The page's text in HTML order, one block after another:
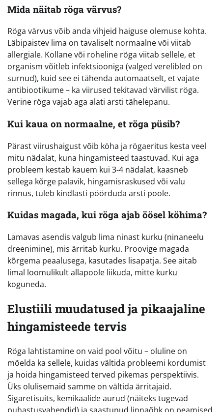
Mida näitab röga värvus?
Röga värvus võib anda vihjeid haiguse olemuse kohta.
Läbipaistev lima on tavaliselt normaalne või viitab
allergiale. Kollane või roheline röga viitab sellele, et
organism võitleb infektsiooniga (valged verelibled on
surnud), kuid see ei tähenda automaatselt, et vajate
antibiootikume – ka viirused tekitavad värvilist röga.
Verine röga vajab aga alati arsti tähelepanu.
Kui kaua on normaalne, et röga püsib?
Pärast viirushaigust võib köha ja rögaeritus kesta veel
mitu nädalat, kuna hingamisteed taastuvad. Kui aga
probleem kestab kauem kui 3-4 nädalat, kaasneb
sellega kõrge palavik, hingamisraskused või valu
rinnus, tuleb kindlasti pöörduda arsti poole.
Kuidas magada, kui röga ajab öösel köhima?
Lamavas asendis valgub lima ninast kurku (ninaneelu
dreenimine), mis ärritab kurku. Proovige magada
kõrgema peaalusega, kasutades lisapatja. See aitab
limal loomulikult allapoole liikuda, mitte kurku
koguneda.
Elustiili muudatused ja pikaajaline
hingamisteede tervis
Röga lahtistamine on vaid pool võitu – oluline on
mõelda ka sellele, kuidas vältida probleemi kordumist
ja hoida hingamisteed terved pikemas perspektiivis.
Üks olulisemaid samme on vältida ärritajaid.
Sigaretisuits, kemikaalide aurud (näiteks tugevad